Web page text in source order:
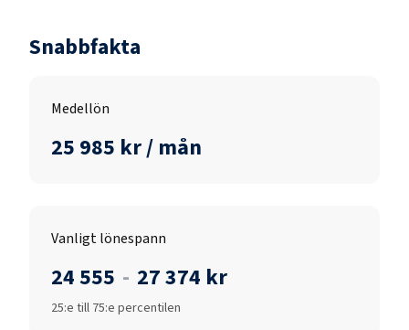
Snabbfakta
Medellön
25 985 kr / mån
Vanligt lönespann
24 555 - 27 374 kr
25:e till 75:e percentilen